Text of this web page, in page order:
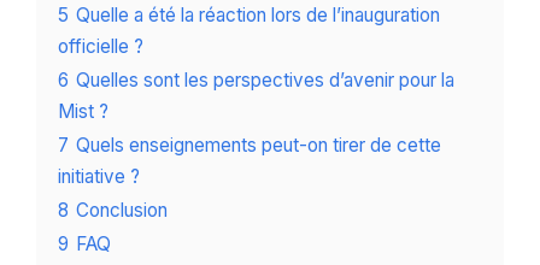
5 Quelle a été la réaction lors de l’inauguration
officielle ?
6 Quelles sont les perspectives d’avenir pour la
Mist ?
7 Quels enseignements peut-on tirer de cette
initiative ?
8 Conclusion
9 FAQ